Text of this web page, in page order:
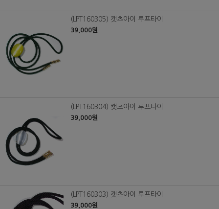
(LPT160305) 캣츠아이 루프타이
39,000원
(LPT160304) 캣츠아이 루프타이
39,000원
(LPT160303) 캣츠아이 루프타이
39,000원